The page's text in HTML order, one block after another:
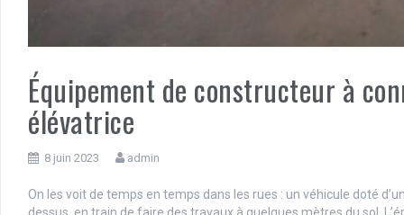
Équipement de constructeur à
élévatrice
8 juin 2023 admin
On les voit de temps en temps dans les rues : un véhicule doté